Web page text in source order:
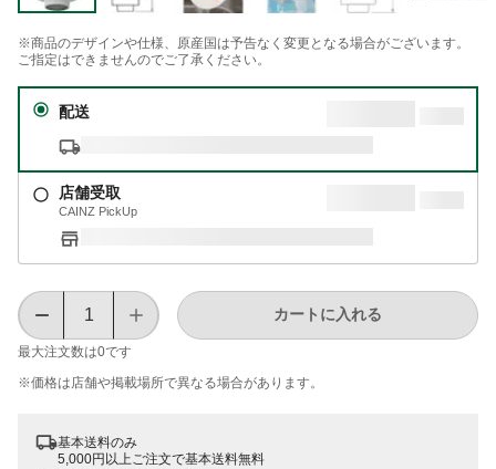
※商品のデザインや仕様、原産国は予告なく変更となる場合がございます。
ご指定はできませんのでご了承ください。
配送
店舗受取
CAINZ PickUp
最大注文数は0です
カートに入れる
※価格は​店舗や​掲載場所で​異なる​場合が​あります。
基本送料のみ
5,000円以上ご注文で基本送料無料